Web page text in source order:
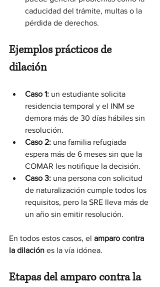
caducidad del trámite, multas o la
pérdida de derechos.
Ejemplos prácticos de
dilación
Caso 1: un estudiante solicita
residencia temporal y el INM se
demora más de 30 días hábiles sin
resolución.
Caso 2: una familia refugiada
espera más de 6 meses sin que la
COMAR les notifique la decisión.
Caso 3: una persona con solicitud
de naturalización cumple todos los
requisitos, pero la SRE lleva más de
un año sin emitir resolución.
En todos estos casos, el amparo contra
la dilación es la vía idónea.
Etapas del amparo contra la